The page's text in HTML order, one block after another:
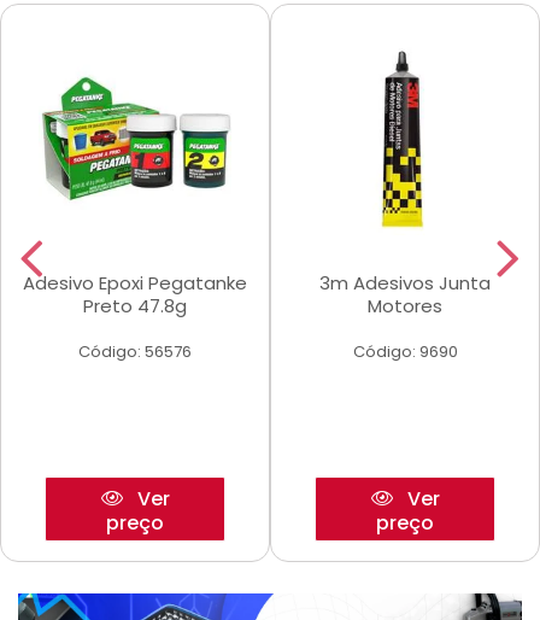
Adesivo Epoxi Pegatanke
Preto 47.8g
Código: 56576
Ver
preço
3m Adesivos Junta
Motores
Código: 9690
Ver
preço